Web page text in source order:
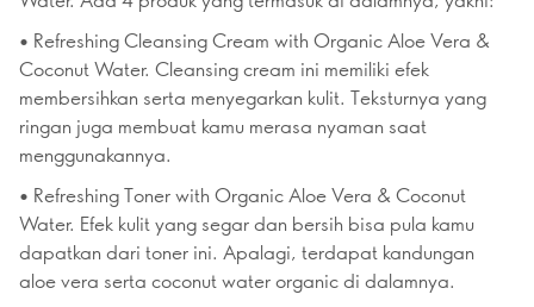
• Refreshing Cleansing Cream with Organic Aloe Vera &
Coconut Water. Cleansing cream ini memiliki efek
membersihkan serta menyegarkan kulit. Teksturnya yang
ringan juga membuat kamu merasa nyaman saat
menggunakannya.
• Refreshing Toner with Organic Aloe Vera & Coconut
Water. Efek kulit yang segar dan bersih bisa pula kamu
dapatkan dari toner ini. Apalagi, terdapat kandungan
aloe vera serta coconut water organic di dalamnya.